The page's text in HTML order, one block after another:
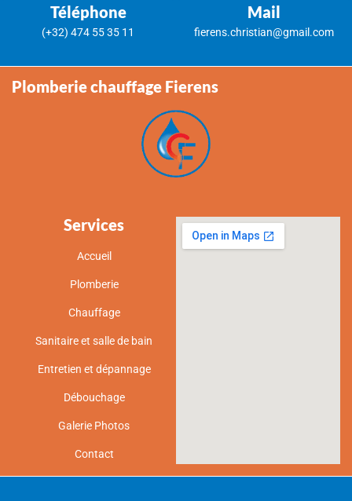
Téléphone
(+32) 474 55 35 11
Mail
fierens.christian@gmail.com
Plomberie chauffage Fierens
Services
Accueil
Plomberie
Chauffage
Sanitaire et salle de bain
Entretien et dépannage
Débouchage
Galerie Photos
Contact